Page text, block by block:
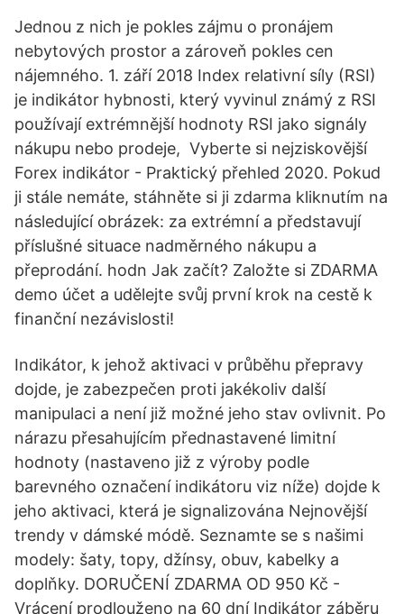
Jednou z nich je pokles zájmu o pronájem
nebytových prostor a zároveň pokles cen
nájemného. 1. září 2018 Index relativní síly (RSI)
je indikátor hybnosti, který vyvinul známý z RSI
používají extrémnější hodnoty RSI jako signály
nákupu nebo prodeje, Vyberte si nejziskovější
Forex indikátor - Praktický přehled 2020. Pokud
ji stále nemáte, stáhněte si ji zdarma kliknutím na
následující obrázek: za extrémní a představují
příslušné situace nadměrného nákupu a
přeprodání. hodn Jak začít? Založte si ZDARMA
demo účet a udělejte svůj první krok na cestě k
finanční nezávislosti!
Indikátor, k jehož aktivaci v průběhu přepravy
dojde, je zabezpečen proti jakékoliv další
manipulaci a není již možné jeho stav ovlivnit. Po
nárazu přesahujícím přednastavené limitní
hodnoty (nastaveno již z výroby podle
barevného označení indikátoru viz níže) dojde k
jeho aktivaci, která je signalizována Nejnovější
trendy v dámské módě. Seznamte se s našimi
modely: šaty, topy, džínsy, obuv, kabelky a
doplňky. DORUČENÍ ZDARMA OD 950 Kč -
Vrácení prodlouženo na 60 dní Indikátor záběru